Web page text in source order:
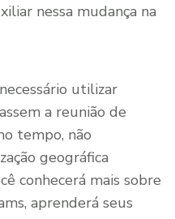
nessa mudança na
utilizar
a reunião de
tempo, não
geográfica
conhecerá mais sobre
aprenderá seus